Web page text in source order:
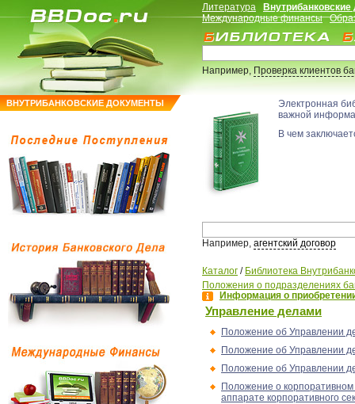
ВНУТРИБАНКОВСКИЕ ДОКУМЕНТЫ
Литература
Международные финансы
Например,Проверка клиентов
Электронная
важной
В чем
Например, агентский договор
Каталог / Библиотека
Положения о подразделениях
Информация о
Управление делами
Положение об Управлении
Положение об Управлении
Положение об Управлении
Положение о корпоративном
аппарате корпоративного